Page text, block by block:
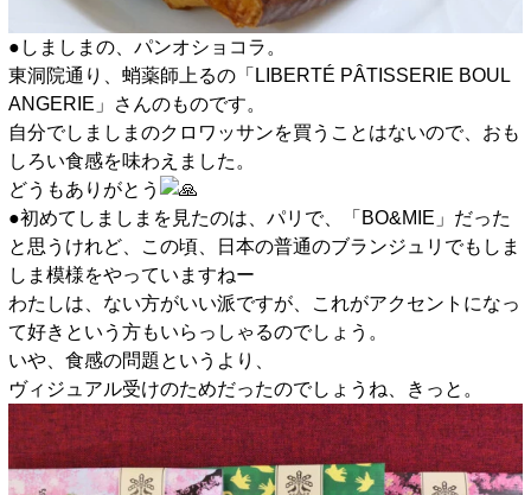
●しましまの、パンオショコラ。
東洞院通り、蛸薬師上るの「LIBERTÉ PÂTISSERIE BOUL
ANGERIE」さんのものです。
自分でしましまのクロワッサンを買うことはないので、おも
しろい食感を味わえました。
どうもありがとう
●初めてしましまを見たのは、パリで、「BO&MIE」だった
と思うけれど、この頃、日本の普通のブランジュリでもしま
しま模様をやっていますねー
わたしは、ない方がいい派ですが、これがアクセントになっ
て好きという方もいらっしゃるのでしょう。
いや、食感の問題というより、
ヴィジュアル受けのためだったのでしょうね、きっと。